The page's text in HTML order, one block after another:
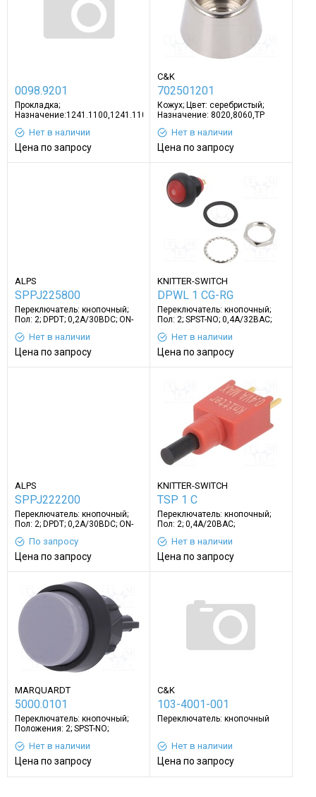
0098.9201
Прокладка;
Назначение:1241.1100,1241.1104,1241.1113
Нет в наличии
Цена по запросу
C&K
702501201
Кожух; Цвет: серебристый;
Назначение: 8020,8060,TP
Нет в наличии
Цена по запросу
ALPS
SPPJ225800
Переключатель: кнопочный;
Пол: 2; DPDT; 0,2A/30ВDC; ON-
Нет в наличии
Цена по запросу
KNITTER-SWITCH
DPWL 1 CG-RG
Переключатель: кнопочный;
Пол: 2; SPST-NO; 0,4A/32ВAC;
Нет в наличии
Цена по запросу
ALPS
SPPJ222200
Переключатель: кнопочный;
Пол: 2; DPDT; 0,2A/30ВDC; ON-
По запросу
Цена по запросу
KNITTER-SWITCH
TSP 1 C
Переключатель: кнопочный;
Пол: 2; 0,4A/20ВAC;
Нет в наличии
Цена по запросу
MARQUARDT
5000.0101
Переключатель: кнопочный;
Положения: 2; SPST-NO;
Нет в наличии
Цена по запросу
C&K
103-4001-001
Переключатель: кнопочный
Нет в наличии
Цена по запросу